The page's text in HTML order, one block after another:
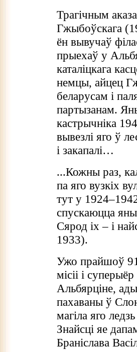
Трагічным
Гжыбоўскага
ён вывучаў
прыехаў у
каталіцкага
немцы, айцец
беларусам і
партызанам.
кастрычніка
вывезлі яго ў
і закапалі…
...Кожны раз,
па яго вузкіх
тут у
спускаюцца
Сярод іх – і
1933).
Ужо прайшоў
мicii і суперыёр
Альбярціне,
пахаваны ў
магіла яго
Знайсці яе
Браніслава